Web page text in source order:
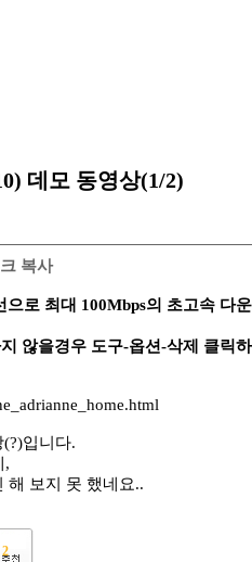
데모 동영상(1/2)
복사
로 최대 100Mbps의 초고속 다운
않을경우 도구-옵션-삭제 클릭하
입니다.
,
해 보지 못 했네요..
2